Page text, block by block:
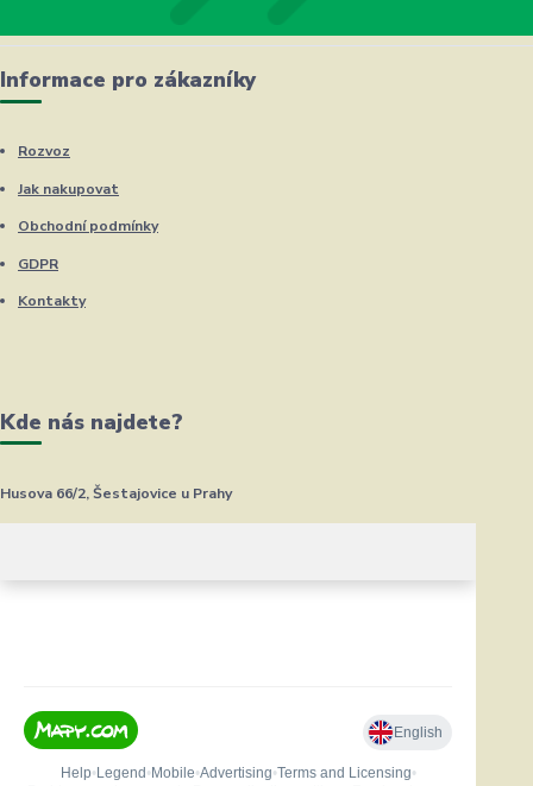
Informace pro zákazníky
Rozvoz
Jak nakupovat
Obchodní podmínky
GDPR
Kontakty
Kde nás najdete?
Husova 66/2, Šestajovice u Prahy